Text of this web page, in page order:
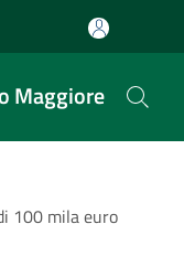
Maggiore
100 mila euro